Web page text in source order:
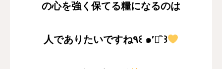
の心を強く保てる糧になるのは
人でありたいですね٩꒰ ๑′◡͐`꒱